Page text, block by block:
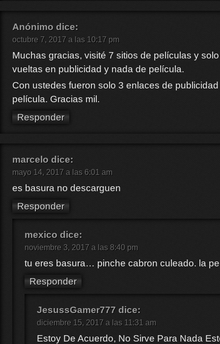
Anónimo dice:
octubre 7, 2017 a las 10:17 pm
Muchas gracias, visité 7 sitios de películas y
vueltas en publicidad y nada de película.
Con ustedes fueron solo 3 enlaces de
película. Gracias mil.
Responder
marcelo dice:
mayo 14, 2017 a las 6:01 am
es basura no descarguen
Responder
mexico dice:
noviembre 3, 2017 a las 8:40 pm
tu eres basura… pinche cabron culeado. la
Responder
JesussGamer777 dice:
diciembre 15, 2017 a las 11:31 am
Estoy De Acuerdo, No Sirve Para Nada